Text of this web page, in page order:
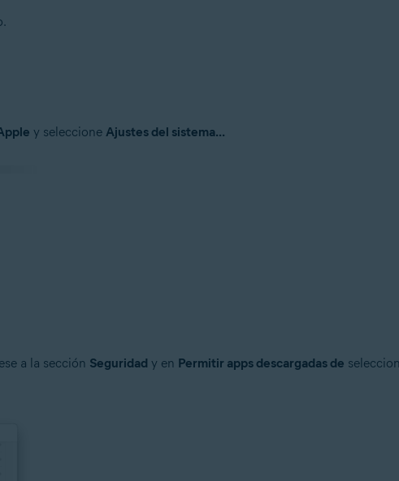
y seleccione Ajustes del sistema...
a la sección Seguridad y en Permitir apps descargadas de